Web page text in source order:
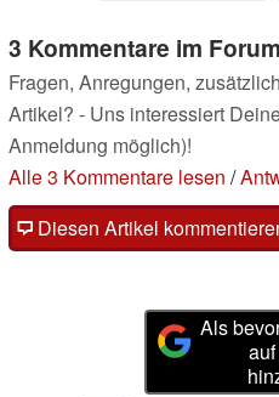
3 Kommentare im Forum
Fragen, Anregungen,
Artikel? - Uns interessiert
Anmeldung möglich)!
Alle 3 Kommentare lesen /
Diesen Artikel
Als